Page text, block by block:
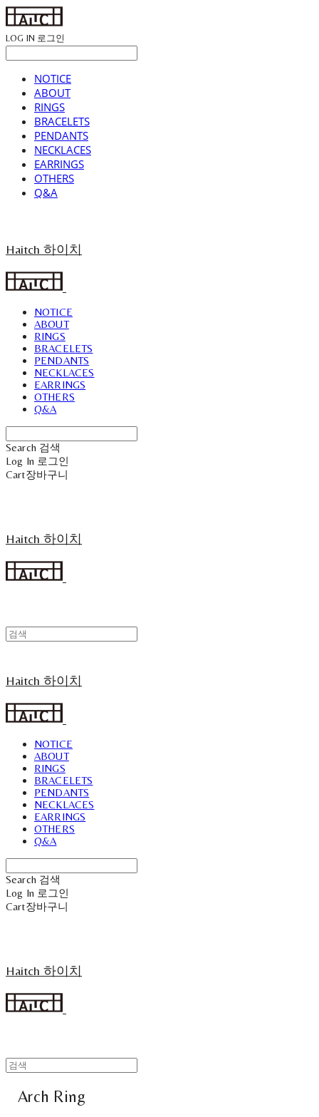
LOG IN 로그인
NOTICE
ABOUT
RINGS
BRACELETS
PENDANTS
NECKLACES
EARRINGS
OTHERS
Q&A
Haitch 하이치
NOTICE
ABOUT
RINGS
BRACELETS
PENDANTS
NECKLACES
EARRINGS
OTHERS
Q&A
Search 검색
Log In 로그인
Cart장바구니
Haitch 하이치
Haitch 하이치
NOTICE
ABOUT
RINGS
BRACELETS
PENDANTS
NECKLACES
EARRINGS
OTHERS
Q&A
Search 검색
Log In 로그인
Cart장바구니
Haitch 하이치
Arch Ring